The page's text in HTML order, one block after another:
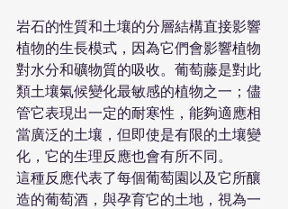
​岩石的性質和土壤的分層結構直接影響
植物的生長模式，因為它們會影響植物
對水分和礦物質的吸收。葡萄藤是對此
類土壤氣候變化最敏感的植物之一；儘
管它表現出一定的耐寒性，能夠適應相
當廣泛的土壤，但即使是有限的土壤變
化，它的生理反應也會有所不同。
這種反應代表了每個葡萄園以及它所釀
造的葡萄酒，與孕育它的土地，視為一